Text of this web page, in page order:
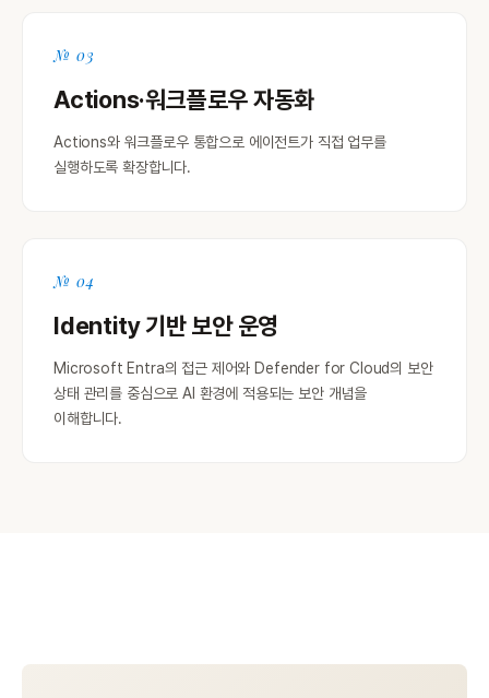
№ 03
Actions·워크플로우 자동화
Actions와 워크플로우 통합으로 에이전트가 직접 업무를
실행하도록 확장합니다.
№ 04
Identity 기반 보안 운영
Microsoft Entra의 접근 제어와 Defender for Cloud의 보안
상태 관리를 중심으로 AI 환경에 적용되는 보안 개념을
이해합니다.